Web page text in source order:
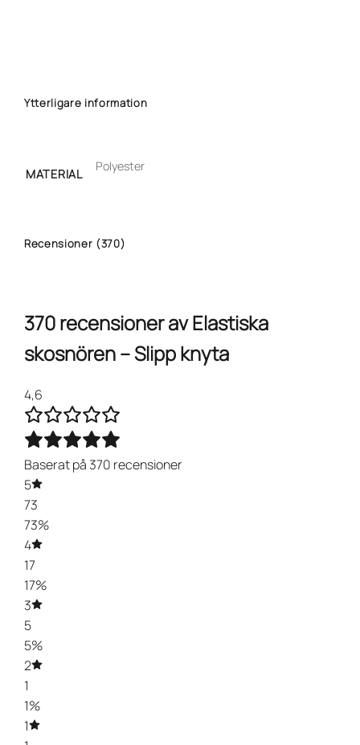
Ytterligare information
MATERIAL
Polyester
Recensioner (370)
370 recensioner avElastiska
skosnören – Slipp knyta
4,6
Baserat på 370 recensioner
5
73
73%
4
17
17%
3
5
5%
2
1
1%
1